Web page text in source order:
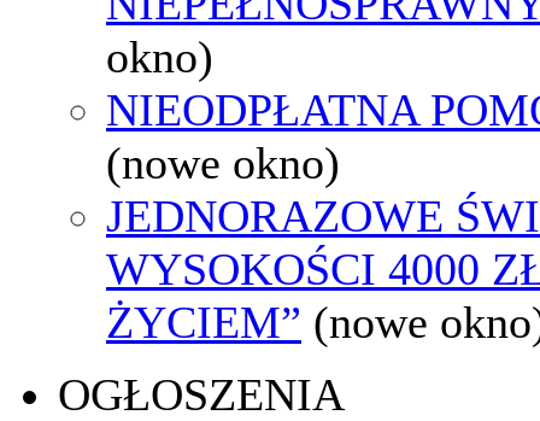
okno)
NIEODPŁATNA
(nowe okno)
JEDNORAZOWE
WYSOKOŚCI 4000
ŻYCIEM” (nowe
OGŁOSZENIA